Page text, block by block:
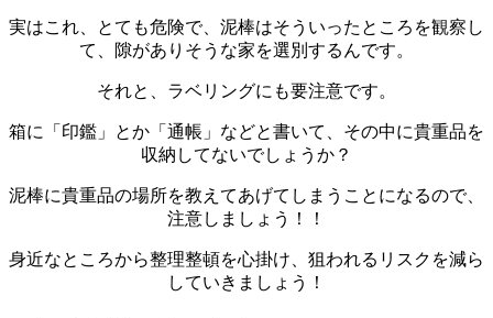
実はこれ、とても危険で、泥棒はそういったところを観察し
て、隙がありそうな家を選別するんです。
それと、ラベリングにも要注意です。
箱に「印鑑」とか「通帳」などと書いて、その中に貴重品を
収納してないでしょうか？
泥棒に貴重品の場所を教えてあげてしまうことになるので、
注意しましょう！！
身近なところから整理整頓を心掛け、狙われるリスクを減ら
していきましょう！